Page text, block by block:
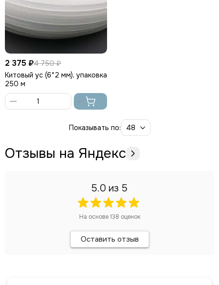
2 375 ₽4 750 ₽
Китовый ус (6*2 мм), упаковка
250 м
Показывать по:
Отзывы на Яндекс
5.0 из 5
На основе138 оценок
Оставить отзыв